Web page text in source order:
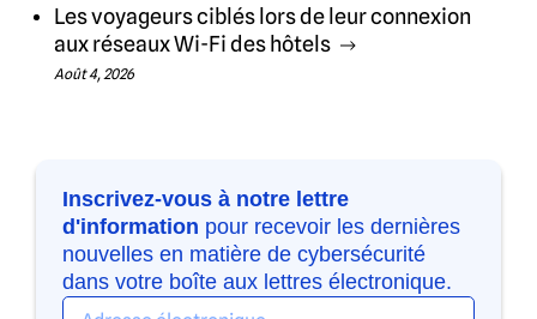
Les voyageurs ciblés lors de leur connexion
aux réseaux Wi-Fi des hôtels
Août 4, 2026
Inscrivez-vous à notre lettre
d'information pour recevoir les dernières
nouvelles en matière de cybersécurité
dans votre boîte aux lettres électronique.